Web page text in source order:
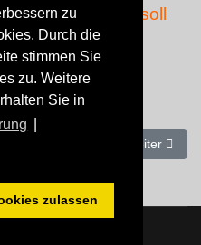
zu
Durch die
stimmen Sie
zu. Weitere
Sie in
zulassen
Der andere soll
Nächster
Weiter